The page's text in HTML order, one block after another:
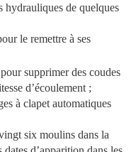
hydrauliques de quelques
le remettre à ses
supprimer des coudes
d’écoulement ;
à clapet automatiques
six moulins dans la